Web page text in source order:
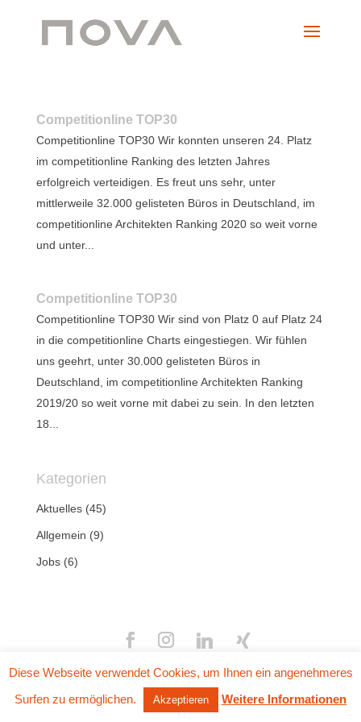
Competitionline TOP30
Competitionline TOP30 Wir konnten unseren 24. Platz
im competitionline Ranking des letzten Jahres
erfolgreich verteidigen. Es freut uns sehr, unter
mittlerweile 32.000 gelisteten Büros in Deutschland, im
competitionline Architekten Ranking 2020 so weit vorne
und unter...
Competitionline TOP30
Competitionline TOP30 Wir sind von Platz 0 auf Platz 24
in die competitionline Charts eingestiegen. Wir fühlen
uns geehrt, unter 30.000 gelisteten Büros in
Deutschland, im competitionline Architekten Ranking
2019/20 so weit vorne mit dabei zu sein. In den letzten
18...
Kategorien
Aktuelles(45)
Allgemein (9)
Jobs(6)
Copyright © 2026NOVA | Impressum | Datenschutz
Diese Webseite verwendet Cookies, um Ihnen ein angenehmeres
Surfen zu ermöglichen.
Akzeptieren Weitere Informationen